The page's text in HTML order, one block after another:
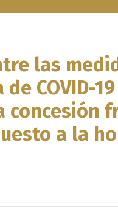
las
COVID-
concesión
a la